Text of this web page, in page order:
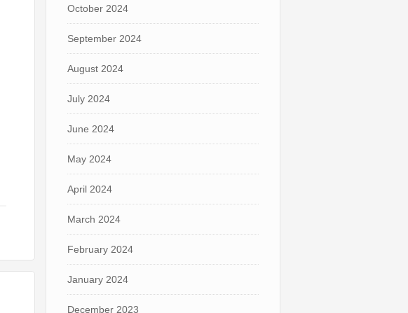
October 2024
September 2024
August 2024
July 2024
June 2024
May 2024
April 2024
March 2024
February 2024
January 2024
December 2023